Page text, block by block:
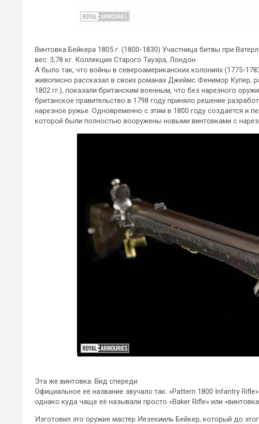
Винтовка Бейкера 1805 г. (1800-1830) Участница битвы при
вес: 3,78 кг. Коллекция Старого Тауэра, Лондон
А было так, что войны в североамериканских колониях (1775-
живописно рассказал в своих романах Джеймс Фенимор Купер,
1802 гг.), показали британским военным, что без нарезного
британское правительство в 1798 году приняло решение
нарезное ружье. Одновременно с этим в 1800 году создаётся и
которой были полностью вооружены новыми винтовками с
Эта же винтовка. Вид спереди
Официальное её название звучало так: «Pattern 1800 Infantry
однако куда чаще её называли просто «Baker Rifle» или
Изготовил это оружие мастер Иезекииль Бейкер, который до